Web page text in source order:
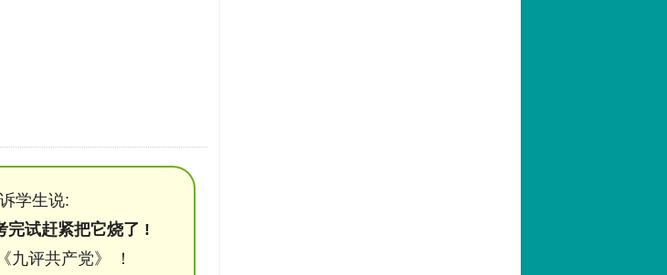
学生说:
完试赶紧把它烧了 !
九评共产党》 ！